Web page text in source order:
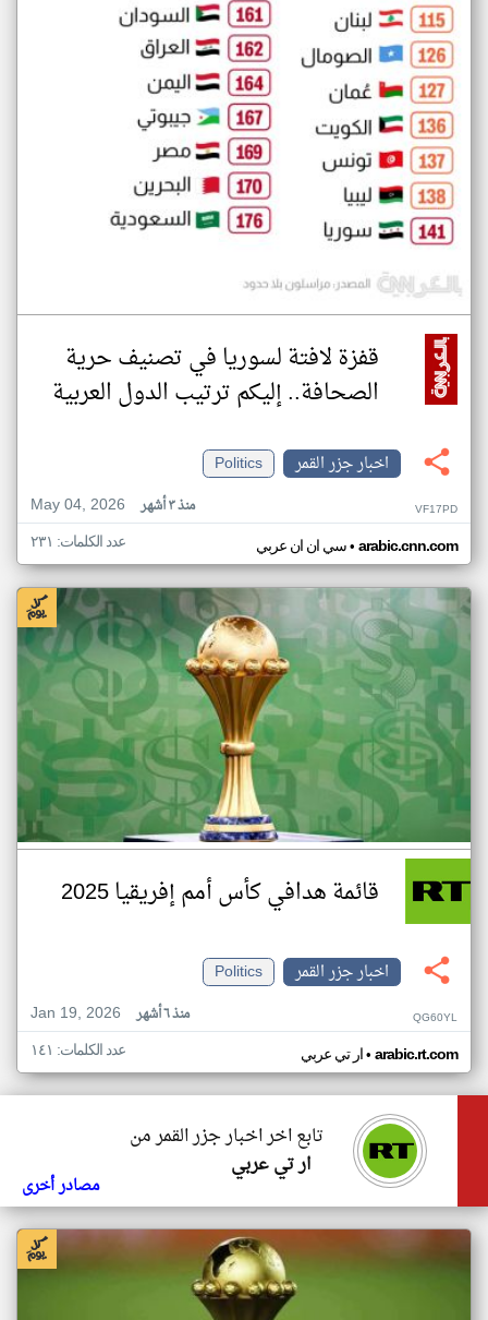
قفزة لافتة لسوريا في تصنيف حرية
الصحافة.. إليكم ترتيب الدول العربية
اخبار جزر القمر
Politics
May 04, 2026
منذ ٣ أشهر VF17PD
سي ان ان عربي• arabic.cnn.com عدد الكلمات: ٢٣١
قائمة هدافي كأس أمم إفريقيا 2025
اخبار جزر القمر
Politics
Jan 19, 2026
منذ ٦ أشهر QG60YL
ار تي عربي• arabic.rt.com عدد الكلمات: ١٤١
تابع اخر اخبار جزر القمر من
ار تي عربي
مصادر أخرى